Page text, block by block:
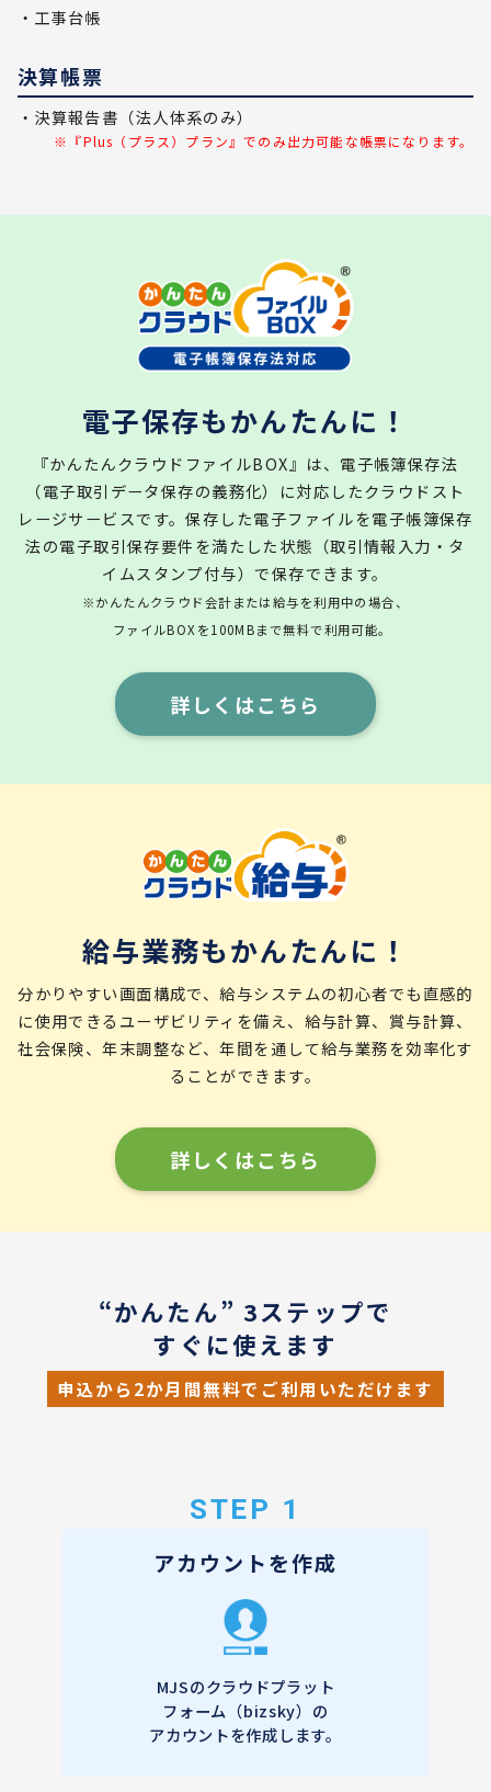
・工事台帳
決算帳票
・決算報告書（法人体系のみ）
※『Plus（プラス）プラン』でのみ出力可能な帳票になります。
詳しくはこちら
電子保存もかんたんに！
『かんたんクラウドファイルBOX』は、電子帳簿保存法
（電子取引データ保存の義務化）に対応したクラウドスト
レージサービスです。保存した電子ファイルを電子帳簿保存
法の電子取引保存要件を満たした状態（取引情報入力・タ
イムスタンプ付与）で保存できます。
※かんたんクラウド会計または給与を利用中の場合、
ファイルBOXを100MBまで無料で利用可能。
詳しくはこちら
給与業務もかんたんに！
分かりやすい画面構成で、給与システムの初心者でも直感的
に使用できるユーザビリティを備え、給与計算、賞与計算、
社会保険、年末調整など、年間を通して給与業務を効率化す
ることができます。
“かんたん” 3ステップで
すぐに使えます
申込から2か月間無料でご利用いただけます
STEP 1
アカウントを作成
MJSのクラウドプラット
フォーム（bizsky）の
アカウントを作成します。